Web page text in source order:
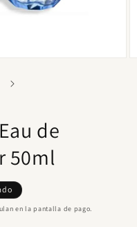
de
50ml
en la pantalla de pago.